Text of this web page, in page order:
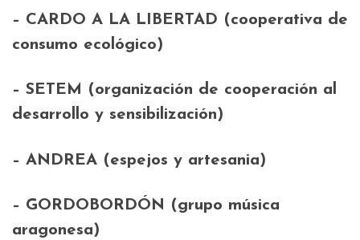
– CARDO A LA LIBERTAD (cooperativa de
consumo ecológico)
– SETEM (organización de cooperación al
desarrollo y sensibilización)
– ANDREA (espejos y artesania)
– GORDOBORDÓN (grupo música
aragonesa)